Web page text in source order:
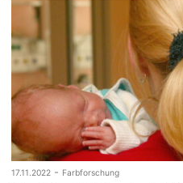
17.11.2022 - Farbforschung